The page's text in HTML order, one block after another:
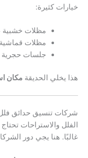
خيارات كثيرة:
مظلات خشبية
مظلات
جلسات حجرية
هذا يخلي الحديقة مكان
شركات تنسيق حدائق
الفلل والاستراحات
غالبًا. هنا يجي دور